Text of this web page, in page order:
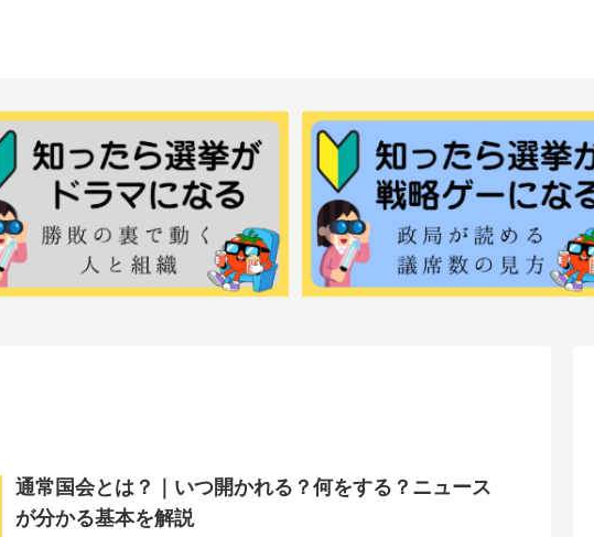
通常国会とは？｜いつ開かれる？何をする？ニュース
が分かる基本を解説